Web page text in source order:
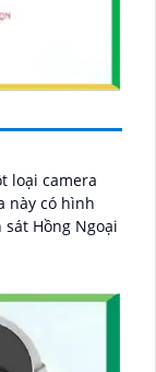
loại camera
Hồng Ngoại